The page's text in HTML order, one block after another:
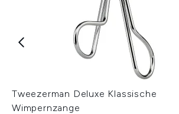
Tweezerman Deluxe Klassische
Wimpernzange